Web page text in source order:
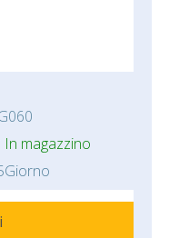
magazzino